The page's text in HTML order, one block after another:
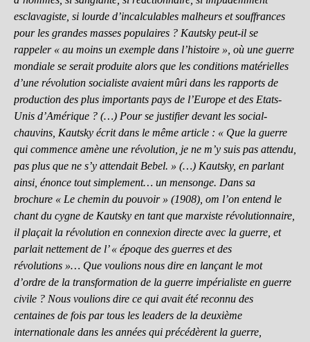
esclavagiste, si lourde d’incalculables malheurs et souffrances
pour les grandes masses populaires ? Kautsky peut-il se
rappeler « au moins un exemple dans l’histoire », où une guerre
mondiale se serait produite alors que les conditions matérielles
d’une révolution socialiste avaient mûri dans les rapports de
production des plus importants pays de l’Europe et des Etats-
Unis d’Amérique ? (…) Pour se justifier devant les social-
chauvins, Kautsky écrit dans le même article : « Que la guerre
qui commence amène une révolution, je ne m’y suis pas attendu,
pas plus que ne s’y attendait Bebel. » (…) Kautsky, en parlant
ainsi, énonce tout simplement… un mensonge. Dans sa
brochure « Le chemin du pouvoir » (1908), om l’on entend le
chant du cygne de Kautsky en tant que marxiste révolutionnaire,
il plaçait la révolution en connexion directe avec la guerre, et
parlait nettement de l’ « époque des guerres et des
révolutions »… Que voulions nous dire en lançant le mot
d’ordre de la transformation de la guerre impérialiste en guerre
civile ? Nous voulions dire ce qui avait été reconnu des
centaines de fois par tous les leaders de la deuxième
internationale dans les années qui précédèrent la guerre,